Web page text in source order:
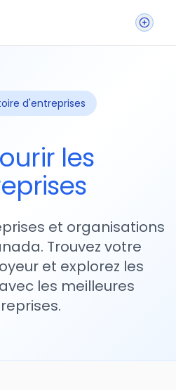
d'entreprises
les
et organisations
Trouvez votre
et explorez les
les meilleures